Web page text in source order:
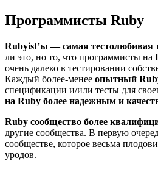
Программисты Ruby
Rubyist’ы — самая тестолюбивая
ли это, но то, что программисты на
очень далеко в тестировании
Каждый более-менее опытный
спецификации и/или тесты для
на Ruby более надежным и
Ruby сообщество более
другие сообщества. В первую
сообществе, которое весьма
уродов.